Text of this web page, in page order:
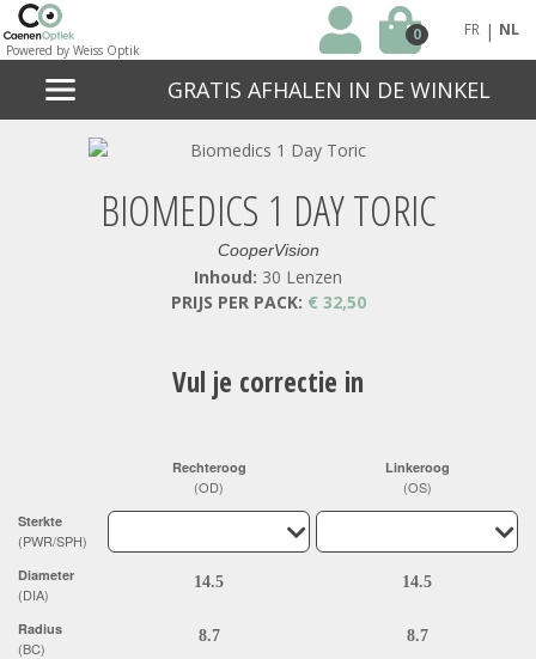
Powered by Weiss Optik
0 FR | NL
GRATIS AFHALEN IN DE WINKEL
BIOMEDICS 1 DAY TORIC
CooperVision
Inhoud: 30 Lenzen
PRIJS PER PACK: € 32,50
Vul je correctie in
Sterkte
(PWR/SPH)
Diameter
(DIA)
Radius
(BC)
Rechteroog
(OD)
Linkeroog
(OS)